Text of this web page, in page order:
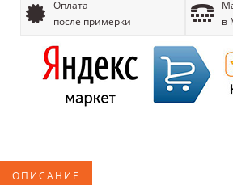
Оплата
после примерки
в
ОПИСАНИЕ